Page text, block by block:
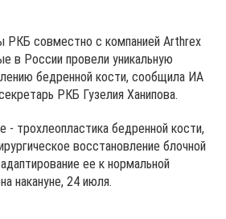
РКБ совместно с компанией Arthrex
в России провели уникальную
бедренной кости, сообщила ИА
РКБ Гузелия Ханипова.
- трохлеопластика бедренной кости,
восстановление блочной
ее к нормальной
накануне, 24 июля.